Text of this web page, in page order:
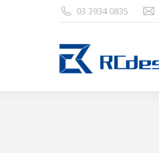
03 3934 0835